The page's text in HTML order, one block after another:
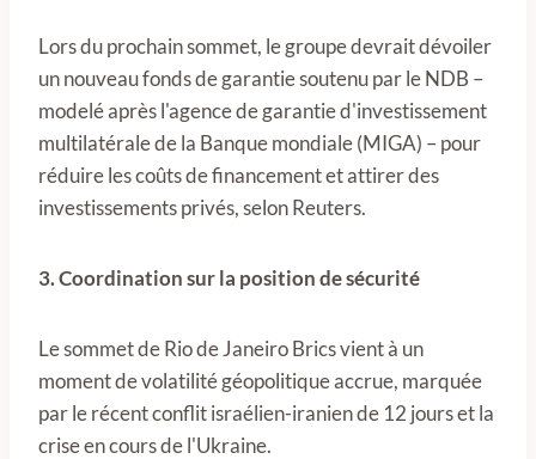
Lors du prochain sommet, le groupe devrait dévoiler
un nouveau fonds de garantie soutenu par le NDB –
modelé après l'agence de garantie d'investissement
multilatérale de la Banque mondiale (MIGA) – pour
réduire les coûts de financement et attirer des
investissements privés, selon Reuters.
3. Coordination sur la position de sécurité
Le sommet de Rio de Janeiro Brics vient à un
moment de volatilité géopolitique accrue, marquée
par le récent conflit israélien-iranien de 12 jours et la
crise en cours de l'Ukraine.